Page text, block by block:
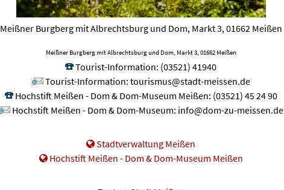
Meißner Burgberg mit Albrechtsburg und Dom, Markt 3, 01662 Meißen
Meißner Burgberg mit Albrechtsburg und Dom, Markt 3, 01662 Meißen
Tourist-Information: (03521) 41940
Tourist-Information: tourismus@stadt-meissen.de
Hochstift Meißen - Dom & Dom-Museum Meißen: (03521) 45 24 90
Hochstift Meißen - Dom & Dom-Museum: info@dom-zu-meissen.de
Stadtverwaltung Meißen
Hochstift Meißen - Dom & Dom-Museum Meißen